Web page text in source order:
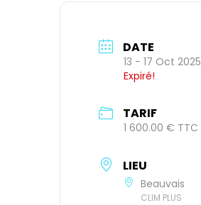
DATE
13 - 17 Oct 2025
Expiré!
TARIF
1 600.00 € TTC
LIEU
Beauvais
CLIM PLUS